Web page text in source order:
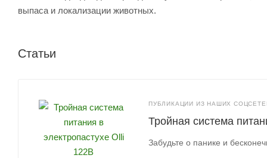
выпаса и локализации животных.
Статьи
ПУБЛИКАЦИИ ИЗ НАШИХ
Тройная система
Забудьте о панике и